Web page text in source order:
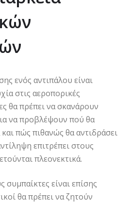
ενός αντιπάλου είναι
στις αεροπορικές
θα πρέπει να σκανάρουν
να προβλέψουν πού θα
πώς πιθανώς θα αντιδράσει
επιτρέπει στους
πλεονεκτικά.
συμπαίκτες είναι επίσης
θα πρέπει να ζητούν